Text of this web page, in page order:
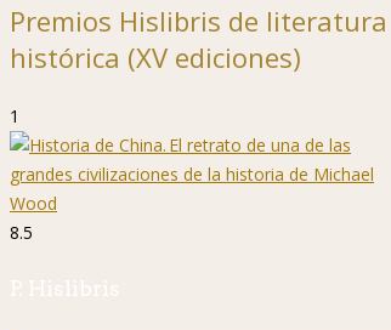
Premios Hislibris de literatura
histórica (XV ediciones)
1
8.5
P. Hislibris